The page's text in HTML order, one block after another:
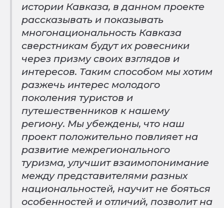
истории Кавказа, в данном проекте
рассказывать и показывать
многонациональность Кавказа
сверстникам будут их ровесники
через призму своих взглядов и
интересов. Таким способом мы хотим
разжечь интерес молодого
поколения туристов и
путешественников к нашему
региону. Мы убеждены, что наш
проект положительно повлияет на
развитие межрегионального
туризма, улучшит взаимопонимание
между представителями разных
национальностей, научит не бояться
особенностей и отличий, позволит на